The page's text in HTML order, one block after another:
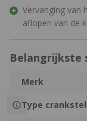
Vervanging van
aflopen van de
Belangrijkste
Merk
Type crankstel